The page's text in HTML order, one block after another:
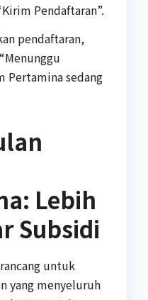
Pendaftaran”.
pendaftaran,
Pertamina sedang
Lebih
Subsidi
untuk
yang menyeluruh